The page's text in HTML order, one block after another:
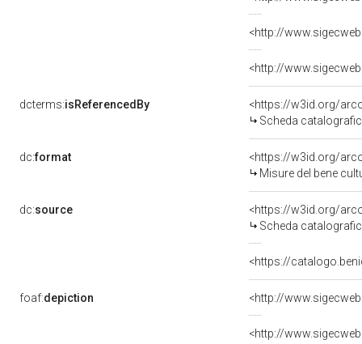
dcterms:isReferencedBy
<https://w3id.org/
Scheda
dc:format
<https://w3id.org/
Misure del bene
dc:source
<https://w3id.org/
Scheda
<https://
foaf:depiction